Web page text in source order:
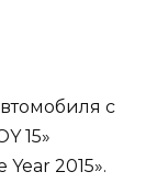
с
15»
2015».